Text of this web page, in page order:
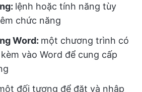
lệnh hoặc tính năng tùy
chức năng
Word: một chương trình có
vào Word để cung cấp
đối tượng để đặt và nhập